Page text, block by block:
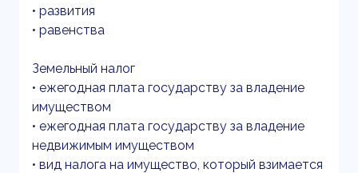
• развития
• равенства
Земельный налог
• ежегодная плата государству за владение
имуществом
• ежегодная плата государству за владение
недвижимым имуществом
• вид налога на имущество, который взимается